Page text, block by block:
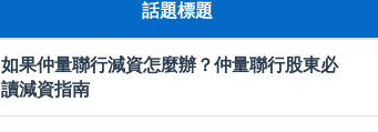
話題標題
如果仲量聯行減資怎麼辦？仲量聯行股東必
讀減資指南